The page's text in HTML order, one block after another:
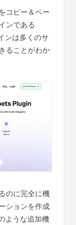
コピー＆ペー
ンである
ンは多くのサ
ることがわか
のに完全に機
ションを作成
ような追加機